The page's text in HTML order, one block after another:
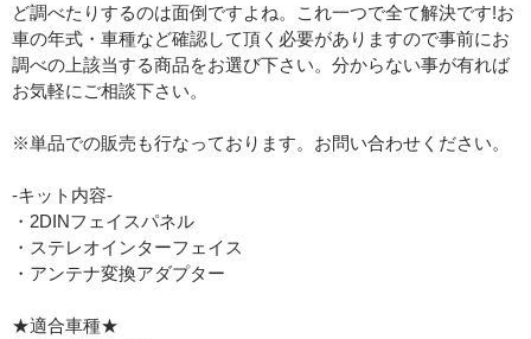
ど調べたりするのは面倒ですよね。これ一つで全て解決です!お
車の年式・車種など確認して頂く必要がありますので事前にお
調べの上該当する商品をお選び下さい。分からない事が有れば
お気軽にご相談下さい。
※単品での販売も行なっております。お問い合わせください。
-キット内容-
・2DINフェイスパネル
・ステレオインターフェイス
・アンテナ変換アダプター
★適合車種★